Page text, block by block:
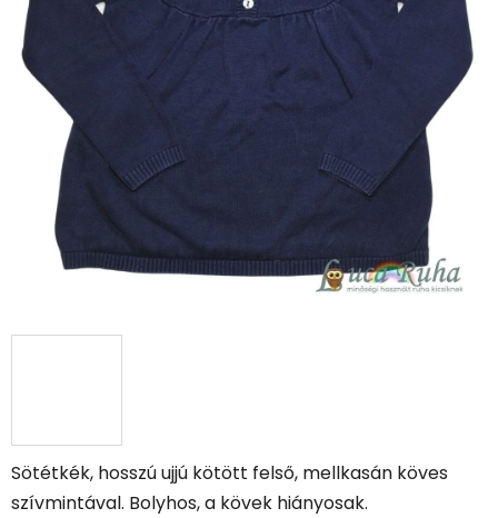
Sötétkék, hosszú ujjú kötött felső, mellkasán köves
szívmintával. Bolyhos, a kövek hiányosak.